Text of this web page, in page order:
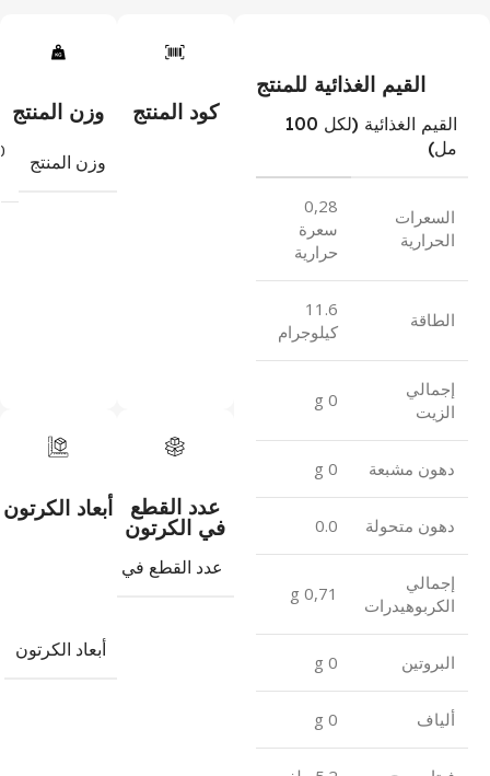
القيم الغذائية للمنتج
القيم الغذائية (لكل 100
مل)
السعرات
الحرارية
0,28
سعرة
حرارية
الطاقة
11.6
كيلوجرام
إجمالي
الزيت
0 g
دهون مشبعة 0 g
دهون متحولة 0.0
إجمالي
الكربوهيدرات
0,71 g
البروتين 0 g
ألياف 0 g
كود المنتج وزن المنتج
وزن المنتج
عدد القطع
في الكرتون
عدد القطع في الكرتون
أبعاد الكرتون
أبعاد الكرتون